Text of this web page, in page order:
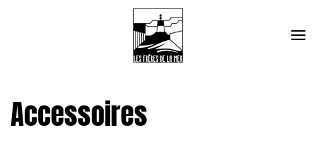
Accessoires